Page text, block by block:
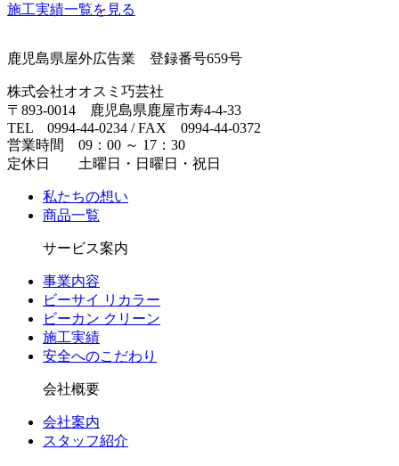
施工実績一覧を見る
鹿児島県屋外広告業 登録番号659号
株式会社オオスミ巧芸社
〒893-0014 鹿児島県鹿屋市寿4-4-33
TEL 0994-44-0234 / FAX 0994-44-0372
営業時間 09：00 ～ 17：30
定休日 土曜日・日曜日・祝日
私たちの想い
商品一覧
サービス案内
事業内容
ビーサイ リカラー
ビーカン クリーン
施工実績
安全へのこだわり
会社概要
会社案内
スタッフ紹介